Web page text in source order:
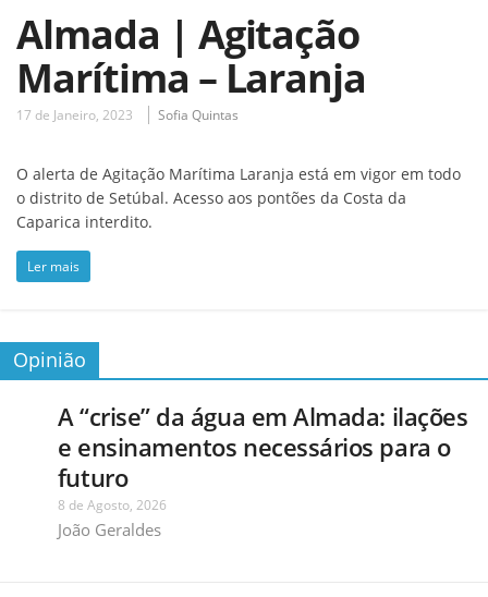
Almada | Agitação
Marítima – Laranja
17 de Janeiro, 2023 Sofia Quintas
O alerta de Agitação Marítima Laranja está em vigor em todo
o distrito de Setúbal. Acesso aos pontões da Costa da
Caparica interdito.
Ler mais
Opinião
A “crise” da água em Almada: ilações
e ensinamentos necessários para o
futuro
8 de Agosto, 2026
João Geraldes